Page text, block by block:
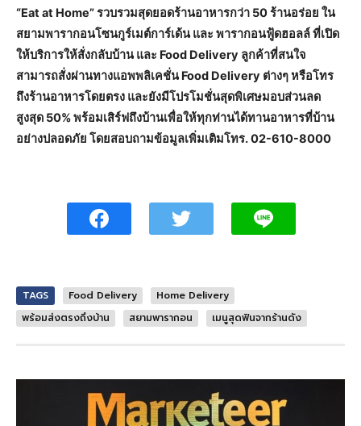
“Eat at Home” รวบรวมสุดยอดร้านอาหารกว่า 50 ร้านอร่อย ใน
สยามพารากอนโซนกูร์เมต์การ์เด้น และ พารากอนฟู้ดฮอลล์ ที่เปิด
ให้บริการให้สั่งกลับบ้าน และ Food Delivery ลูกค้าที่สนใจ
สามารถสั่งผ่านทางแอพพลิเคชั่น Food Delivery ต่างๆ หรือโทร
ถึงร้านอาหารโดยตรง และยังมีโปรโมชั่นสุดพิเศษมอบส่วนลด
สูงสุด 50% พร้อมเสิร์ฟถึงบ้านเพื่อให้ทุกท่านได้ทานอาหารที่บ้าน
อย่างปลอดภัย โดยสอบถามข้อมูลเพิ่มเติมโทร. 02-610-8000
TAGS Food Delivery
Home Delivery
พร้อมส่งตรงถึงบ้าน
สยามพารากอน เมนูสุดฟินจากร้านดัง